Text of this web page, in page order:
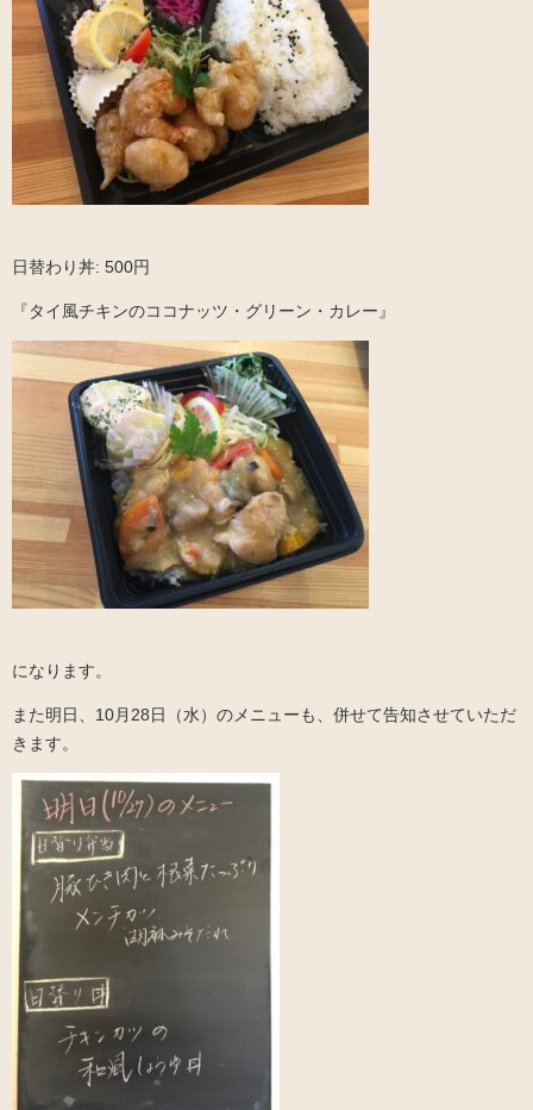
日替わり丼: 500円
『タイ風チキンのココナッツ・グリーン・カレー』
になります。
また明日、10月28日（水）のメニューも、併せて告知させていただ
きます。